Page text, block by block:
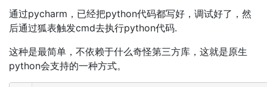
通过pycharm，已经把python代码都写好，调试好了，然
后通过狐表触发cmd去执行python代码.
这种是最简单，不依赖于什么奇怪第三方库，这就是原生
python会支持的一种方式。